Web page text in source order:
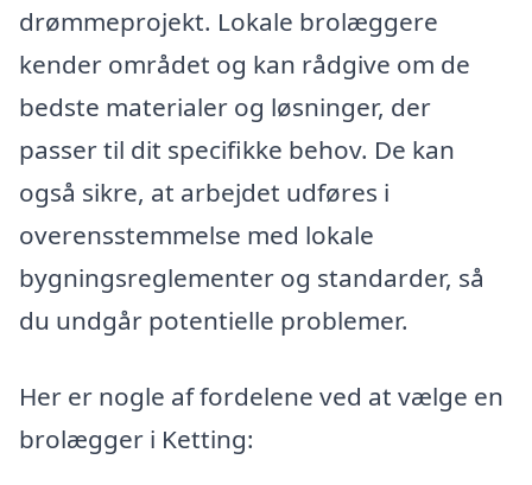
drømmeprojekt. Lokale brolæggere
kender området og kan rådgive om de
bedste materialer og løsninger, der
passer til dit specifikke behov. De kan
også sikre, at arbejdet udføres i
overensstemmelse med lokale
bygningsreglementer og standarder, så
du undgår potentielle problemer.
Her er nogle af fordelene ved at vælge en
brolægger i Ketting: